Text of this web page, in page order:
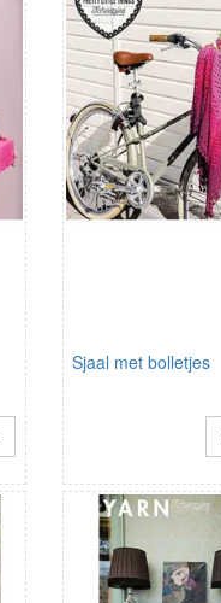
Sjaal met bolletjes